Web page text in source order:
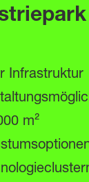
Infrastruktur
m²